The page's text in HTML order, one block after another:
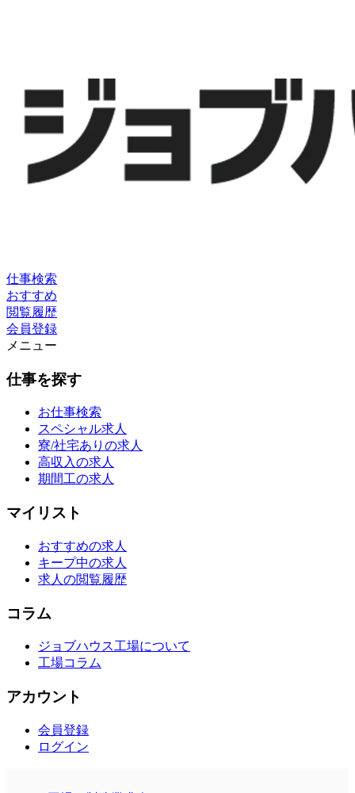
仕事検索
おすすめ
閲覧履歴
会員登録
メニュー
仕事を探す
お仕事検索
スペシャル求人
寮/社宅ありの求人
高収入の求人
期間工の求人
マイリスト
おすすめの求人
キープ中の求人
求人の閲覧履歴
コラム
ジョブハウス工場について
工場コラム
アカウント
会員登録
ログイン